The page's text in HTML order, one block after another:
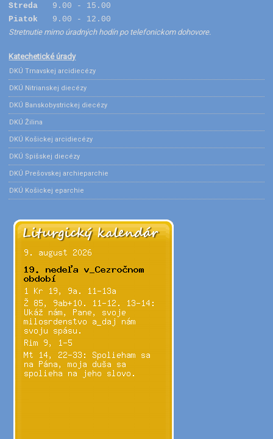
Streda 9.00 - 15.00
Piatok 9.00 - 12.00
Stretnutie mimo úradných hodín po telefonickom dohovore.
Katechetické úrady
DKÚ Trnavskej arcidiecézy
DKÚ Nitrianskej diecézy
DKÚ Banskobystrickej diecézy
DKÚ Žilina
DKÚ Košickej arcidiecézy
DKÚ Spišskej diecézy
DKÚ Prešovskej archieparchie
DKÚ Košickej eparchie